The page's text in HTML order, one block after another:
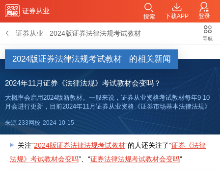
证券从业
下载APP 登录
搜索
证券从业 - 2024版证券法律法规考试教材
导航
2024版证券法律法规考试教材 的相关新闻
2024年11月证券《法律法规》考试教材会变吗？
大概率会启用2024版新教材。一般来说，证券从业资格考试教材每年9-10
月会进行更新，目前2024年11月证券从业资格《证券市场基本法律法规》
考试教材暂未更新，233网校老师将在新教材发行后及时进行教材变化解
读，敬请关注！2024版证券从业考试教材变化对比+直
来源 233网校 2024-10-15
关注“2024版证券法律法规考试教材”的人还关注了“证券《法律
法规》考试教材会变吗”、“证券法律法规考试教材会变吗”